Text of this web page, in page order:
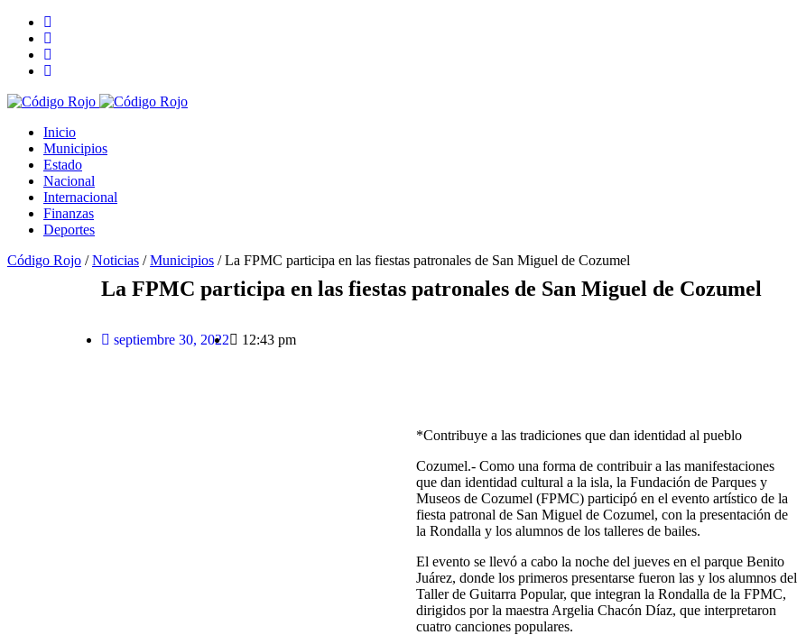
Inicio
Municipios
Estado
Nacional
Internacional
Finanzas
Deportes
Código Rojo /Noticias /Municipios /La FPMC participa en las fiestas patronales de San Miguel de Cozumel
La FPMC participa en las fiestas patronales de San Miguel de Cozumel
septiembre 30, 2022 12:43 pm
*Contribuye a las tradiciones que dan identidad al pueblo
Cozumel.- Como una forma de contribuir a las manifestaciones
que dan identidad cultural a la isla, la Fundación de Parques y
Museos de Cozumel (FPMC) participó en el evento artístico de la
fiesta patronal de San Miguel de Cozumel, con la presentación de
la Rondalla y los alumnos de los talleres de bailes.
El evento se llevó a cabo la noche del jueves en el parque Benito
Juárez, donde los primeros presentarse fueron las y los alumnos del
Taller de Guitarra Popular, que integran la Rondalla de la FPMC,
dirigidos por la maestra Argelia Chacón Díaz, que interpretaron
cuatro canciones populares.